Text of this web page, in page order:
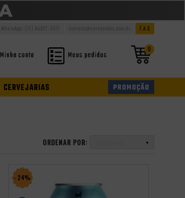
F.A.Q
contato@cervejabox.com.br
WhatsApp: (11) 94937-0371
0
Minha conta Meus pedidos
CERVEJARIAS PROMOÇÃO
ORDENAR POR:
- 24%